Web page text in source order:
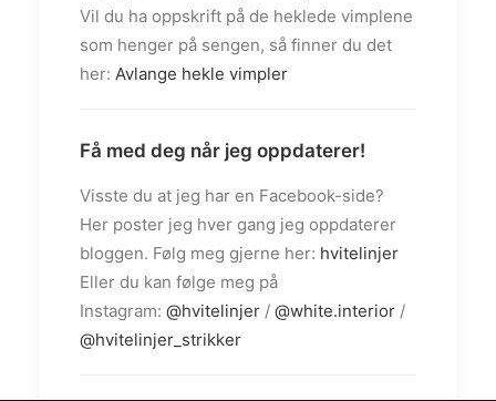
Vil du ha oppskrift på de heklede vimplene
som henger på sengen, så finner du det
her: Avlange hekle vimpler
Få med deg når jeg oppdaterer!
Visste du at jeg har en Facebook-side?
Her poster jeg hver gang jeg oppdaterer
bloggen. Følg meg gjerne her: hvitelinjer
Eller du kan følge meg på
Instagram: @hvitelinjer / @white.interior /
@hvitelinjer_strikker